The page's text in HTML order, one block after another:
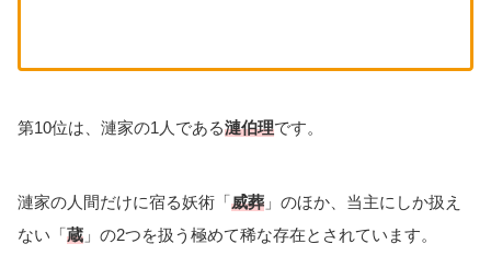
第10位は、漣家の1人である漣伯理です。
漣家の人間だけに宿る妖術「威葬 」のほか、当主にしか扱え
ない「蔵 」の2つを扱う極めて稀な存在とされています。